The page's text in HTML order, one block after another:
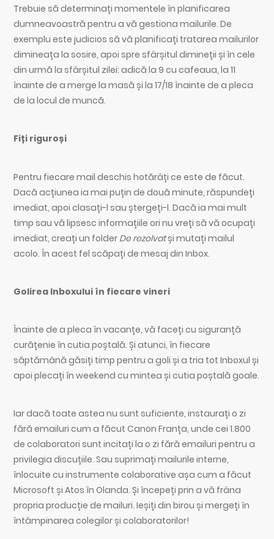
Trebuie să determinați momentele în planificarea
dumneavoastră pentru a vă gestiona mailurile. De
exemplu este judicios să vă planificați tratarea mailurilor
dimineața la sosire, apoi spre sfârșitul dimineții și în cele
din urmă la sfârșitul zilei: adică la 9 cu cafeaua, la 11
înainte de a merge la masă și la 17/18 înainte de a pleca
de la locul de muncă.
Fiți riguroși
Pentru fiecare mail deschis hotărâți ce este de făcut.
Dacă acțiunea ia mai puțin de două minute, răspundeți
imediat, apoi clasați-l sau ștergeți-l. Dacă ia mai mult
timp sau vă lipsesc informațiile ori nu vreți să vă ocupați
imediat, creați un folder De rezolvatși mutați mailul
acolo. În acest fel scăpați de mesaj din Inbox.
Golirea Inboxului în fiecare vineri
Înainte de a pleca în vacanțe, vă faceți cu siguranță
curățenie în cutia poștală. Și atunci, în fiecare
săptămână găsiți timp pentru a goli și a tria tot Inboxul și
apoi plecați în weekend cu mintea și cutia poștală goale.
Iar dacă toate astea nu sunt suficiente, instaurați o zi
fără emailuri cum a făcut Canon Franța, unde cei 1.800
de colaboratori sunt incitați la o zi fără emailuri pentru a
privilegia discuțiile. Sau suprimați mailurile interne,
înlocuite cu instrumente colaborative așa cum a făcut
Microsoft și Atos în Olanda. Și începeți prin a vă frâna
propria producție de mailuri. Ieșiți din birou și mergeți în
întâmpinarea colegilor și colaboratorilor!